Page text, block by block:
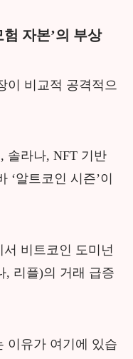
자본’의 부상
이 비교적 공격적으
솔라나, NFT 기반
알트코인 시즌’이
비트코인 도미넌
, 리플)의 거래 급증
이유가 여기에 있습